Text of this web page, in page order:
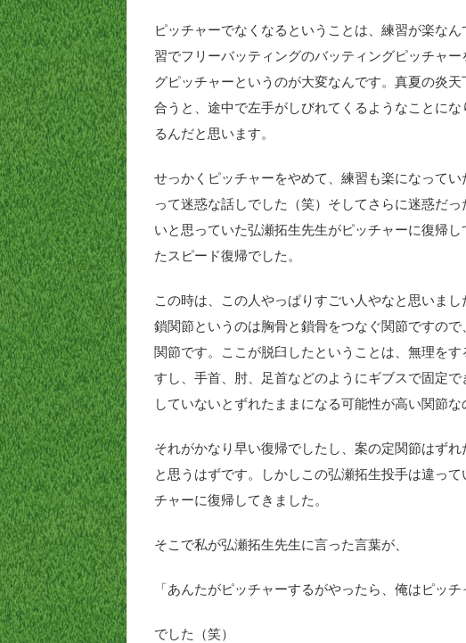
ピッチャーでなくなるということは、練習が楽な
習でフリーバッティングのバッティングピッチャ
グピッチャーというのが大変なんです。真夏の炎
合うと、途中で左手がしびれてくるようなことに
るんだと思います。
せっかくピッチャーをやめて、練習も楽になって
って迷惑な話しでした（笑）そしてさらに迷惑だ
いと思っていた弘瀬拓生先生がピッチャーに復帰
たスピード復帰でした。
この時は、この人やっぱりすごい人やなと思いま
鎖関節というのは胸骨と鎖骨をつなぐ関節ですの
関節です。ここが脱臼したということは、無理を
すし、手首、肘、足首などのようにギブスで固定
していないとずれたままになる可能性が高い関節な
それがかなり早い復帰でしたし、案の定関節はず
と思うはずです。しかしこの弘瀬拓生投手は違っ
チャーに復帰してきました。
そこで私が弘瀬拓生先生に言った言葉が、
「あんたがピッチャーするがやったら、俺はピッ
でした（笑）